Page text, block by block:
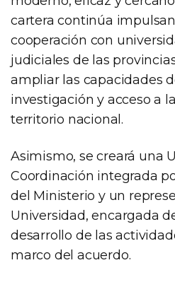
cartera continúa
cooperación con
judiciales de las
ampliar las capacidades
investigación y acceso a
territorio nacional.
Asimismo, se creará una
Coordinación integrada
del Ministerio y un
Universidad, encargada
desarrollo de las
marco del acuerdo.